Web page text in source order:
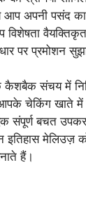
आप अपनी पसंद
पर प्रमोशन
संचय में
चेकिंग खाते में
संपूर्ण बचत
इतिहास मेलिउज़
हैं।